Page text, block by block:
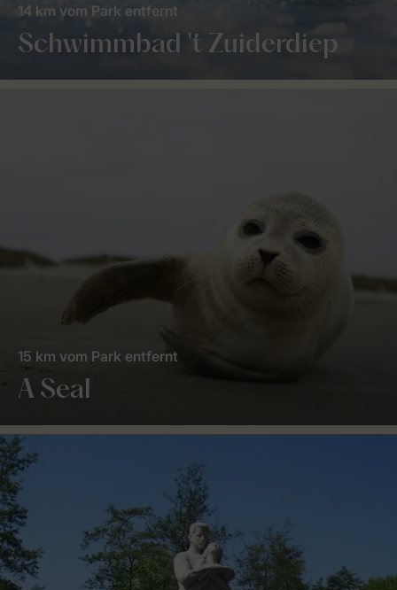
Schwimmbad 't Zuiderdiep
14 km vom Park entfernt
A Seal
15 km vom Park entfernt